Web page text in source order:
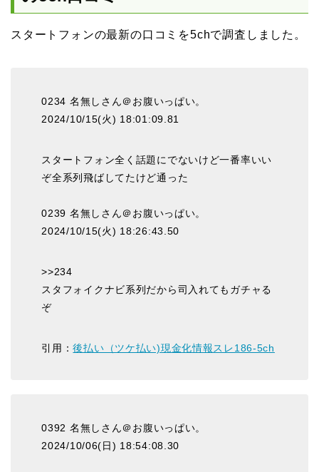
スタートフォンの最新の口コミを5chで調査しました。
0234 名無しさん＠お腹いっぱい。
2024/10/15(火) 18:01:09.81
スタートフォン全く話題にでないけど一番率いい
ぞ全系列飛ばしてたけど通った
0239 名無しさん＠お腹いっぱい。
2024/10/15(火) 18:26:43.50
>>234
スタフォイクナビ系列だから司入れてもガチャる
ぞ
引用：後払い（ツケ払い)現金化情報スレ186-5ch
0392 名無しさん＠お腹いっぱい。
2024/10/06(日) 18:54:08.30